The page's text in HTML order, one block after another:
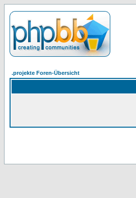
.projekte Foren-Übersicht